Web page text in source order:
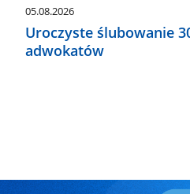
05.08.2026
Uroczyste ślubowanie
adwokatów